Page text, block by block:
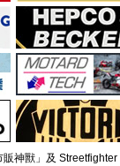
神獸」及